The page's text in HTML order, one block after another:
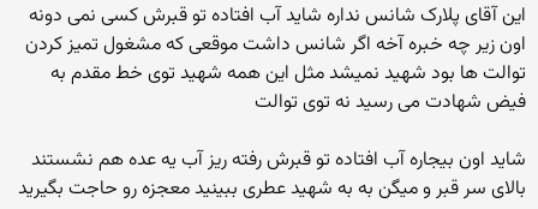
این آقای پلارک شانس نداره شاید آب افتاده تو قبرش کسی نمی دونه
اون زیر چه خبره آخه اگر شانس داشت موقعی که مشغول تمیز کردن
توالت ها بود شهید نمیشد مثل این همه شهید توی خط مقدم به
فیض شهادت می رسید نه توی توالت
شاید اون بیجاره آب افتاده تو قبرش رفته ریز آب یه عده هم نشستند
بالای سر قبر و میگن به به شهید عطری ببینید معجزه رو حاجت بگیرید